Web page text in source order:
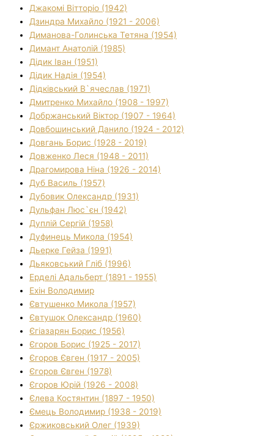
Джакомі Вітторіо (1942)
Дзиндра Михайло (1921 - 2006)
Диманова-Голинська Тетяна (1954)
Димант Анатолій (1985)
Дідик Іван (1951)
Дідик Надія (1954)
Дідківський В`ячеслав (1971)
Дмитренко Михайло (1908 - 1997)
Добржанський Віктор (1907 - 1964)
Довбошинський Данило (1924 - 2012)
Довгань Борис (1928 - 2019)
Довженко Леся (1948 - 2011)
Драгомирова Ніна (1926 - 2014)
Дуб Василь (1957)
Дубовик Олександр (1931)
Дульфан Люс`єн (1942)
Дуплій Сергій (1958)
Дуфинець Микола (1954)
Дьерке Гейза (1991)
Дьяковський Гліб (1996)
Ерделі Адальберт (1891 - 1955)
Ехін Володимир
Євтушенко Микола (1957)
Євтушок Олександр (1960)
Єгіазарян Борис (1956)
Єгоров Борис (1925 - 2017)
Єгоров Євген (1917 - 2005)
Єгоров Євген (1978)
Єгоров Юрій (1926 - 2008)
Єлева Костянтин (1897 - 1950)
Ємець Володимир (1938 - 2019)
Єржиковський Олег (1939)